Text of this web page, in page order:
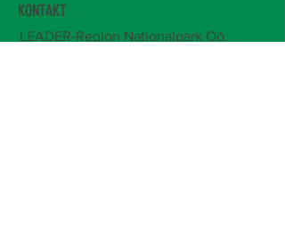
KONTAKT
LEADER-Region Nationalpark Oö.